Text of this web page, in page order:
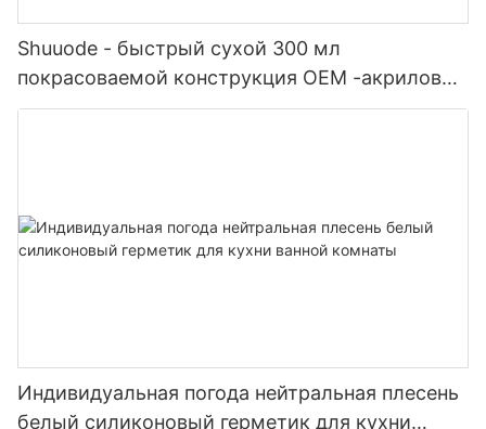
Shuuode - быстрый сухой 300 мл
покрасоваемой конструкция OEM -акриловый
герметик силиконовый герметик
Индивидуальная погода нейтральная плесень
белый силиконовый герметик для кухни